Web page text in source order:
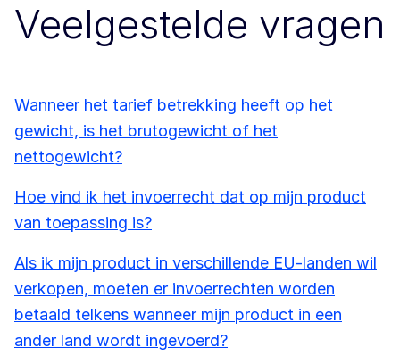
Veelgestelde vragen
Wanneer het tarief betrekking heeft op het
gewicht, is het brutogewicht of het
nettogewicht?
Hoe vind ik het invoerrecht dat op mijn product
van toepassing is?
Als ik mijn product in verschillende EU-landen wil
verkopen, moeten er invoerrechten worden
betaald telkens wanneer mijn product in een
ander land wordt ingevoerd?